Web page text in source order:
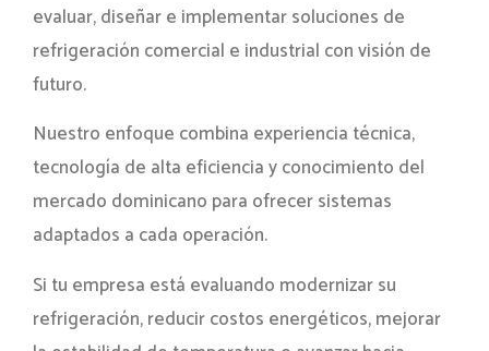
evaluar, diseñar e implementar soluciones de
refrigeración comercial e industrial con visión de
futuro.
Nuestro enfoque combina experiencia técnica,
tecnología de alta eficiencia y conocimiento del
mercado dominicano para ofrecer sistemas
adaptados a cada operación.
Si tu empresa está evaluando modernizar su
refrigeración, reducir costos energéticos, mejorar